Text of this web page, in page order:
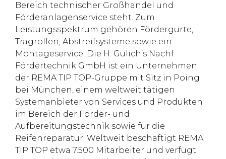
Bereich technischer Großhandel und
Förderanlagenservice steht. Zum
Leistungsspektrum gehören Fördergurte,
Tragrollen, Abstreifsysteme sowie ein
Montageservice. Die H. Gulich’s Nachf.
Fördertechnik GmbH ist ein Unternehmen
der REMA TIP TOP-Gruppe mit Sitz in Poing
bei München, einem weltweit tätigen
Systemanbieter von Services und Produkten
im Bereich der Förder- und
Aufbereitungstechnik sowie für die
Reifenreparatur. Weltweit beschäftigt REMA
TIP TOP etwa 7.500 Mitarbeiter und verfügt